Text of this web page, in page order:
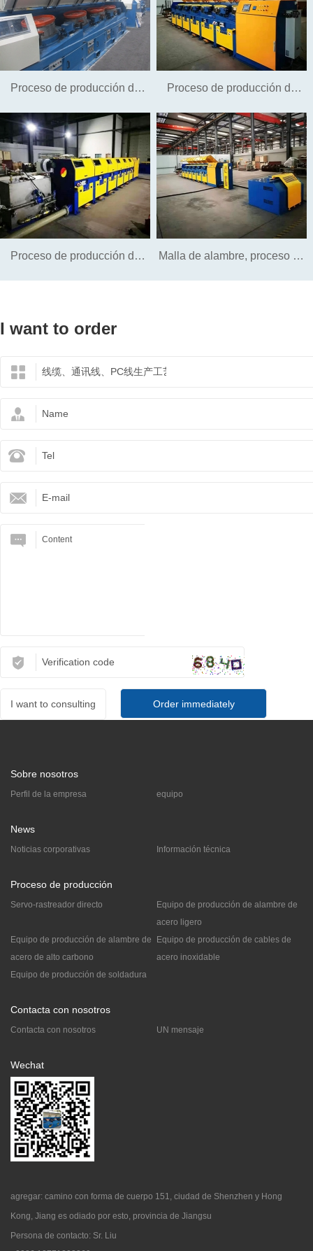
Proceso de producción de
alambre de tornillo
Proceso de producción de
alambre de acero brillante
para cromo, galvanizado,
muebles de cobre, carros de
supermercado, estantes,
perchas, electrodomésticos,
Proceso de producción de
acero
Malla de alambre, proceso de
I want to order
I want to consulting
Sobre nosotros
Perfil de la empresa equipo
News
Noticias corporativas Información técnica
Proceso de producción
Servo-rastreador directo
Equipo de producción de alambre de
acero ligero
Equipo de producción de alambre de
acero de alto carbono
Equipo de producción de cables de
acero inoxidable
Equipo de producción de soldadura
Contacta con nosotros
Contacta con nosotros UN mensaje
Wechat
agregar: camino con forma de cuerpo 151, ciudad de Shenzhen y Hong
Kong, Jiang es odiado por esto, provincia de Jiangsu
Persona de contacto: Sr. Liu